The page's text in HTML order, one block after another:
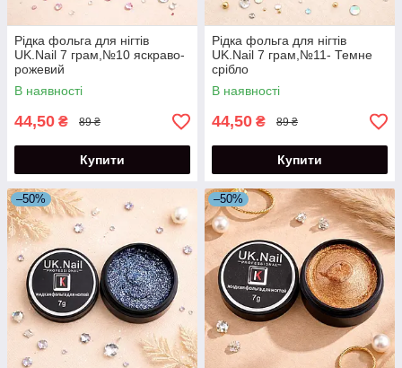
Рідка фольга для нігтів
UK.Nail 7 грам,№10 яскраво-
рожевий
В наявності
44,50 ₴ 89 ₴
Купити
Рідка фольга для нігтів
UK.Nail 7 грам,№11- Темне
срібло
В наявності
44,50 ₴ 89 ₴
Купити
–50% –50%